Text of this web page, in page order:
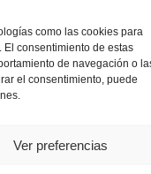
como las cookies para
consentimiento de estas
de navegación o
el consentimiento, puede
Ver preferencias